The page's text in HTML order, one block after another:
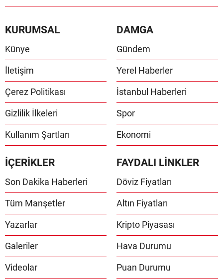
KURUMSAL
Künye
İletişim
Çerez Politikası
Gizlilik İlkeleri
Kullanım Şartları
DAMGA
Gündem
Yerel Haberler
İstanbul Haberleri
Spor
Ekonomi
İÇERİKLER
Son Dakika Haberleri
Tüm Manşetler
Yazarlar
Galeriler
Videolar
FAYDALI LİNKLER
Döviz Fiyatları
Altın Fiyatları
Kripto Piyasası
Hava Durumu
Puan Durumu